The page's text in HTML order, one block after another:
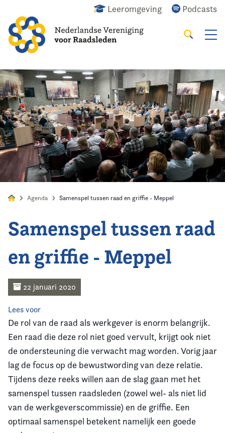
Leeromgeving Podcasts
Alles Nieuws Agenda Raadslid
Zoeken
Home
Agenda
Nieuws
Opleiding
Kennis & Informatie
Vereniging
Agenda Samenspel tussen raad en griffie - Meppel
Samenspel tussen raad
en griffie - Meppel
22 januari 2020
Lees voor
De rol van de raad als werkgever is enorm belangrijk.
Een raad die deze rol niet goed vervult, krijgt ook niet
de ondersteuning die verwacht mag worden. Vorig jaar
lag de focus op de bewustwording van deze relatie.
Tijdens deze reeks willen aan de slag gaan met het
samenspel tussen raadsleden (zowel wel- als niet lid
van de werkgeverscommissie) en de griffie. Een
optimaal samenspel betekent namelijk een goede